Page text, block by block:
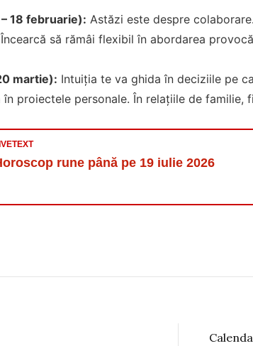
18 februarie): Astăzi este despre
să rămâi flexibil în abordarea
martie): Intuiția te va ghida în deciziile pe
proiectele personale. În relațiile de familie,
rune până pe 19 iulie 2026